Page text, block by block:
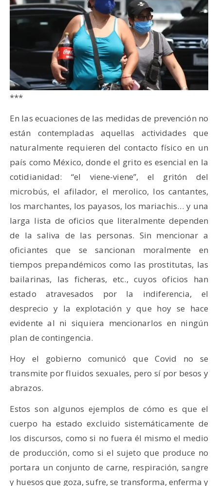
***
En las ecuaciones de las medidas de prevención no
están contempladas aquellas actividades que
naturalmente requieren del contacto físico en un
país como México, donde el grito es esencial en la
cotidianidad: “el viene-viene”, el gritón del
microbús, el afilador, el merolico, los cantantes,
los marchantes, los payasos, los mariachis… y una
larga lista de oficios que literalmente dependen
de la saliva de las personas. Sin mencionar a
oficiantes que se sancionan moralmente en
tiempos prepandémicos como las prostitutas, las
bailarinas, las ficheras, etc., cuyos oficios han
estado atravesados por la indiferencia, el
desprecio y la explotación y que hoy se hace
evidente al ni siquiera mencionarlos en ningún
plan de contingencia.
Hoy el gobierno comunicó que Covid no se
transmite por fluidos sexuales, pero sí por besos y
abrazos.
Estos son algunos ejemplos de cómo es que el
cuerpo ha estado excluido sistemáticamente de
los discursos, como si no fuera él mismo el medio
de producción, como si el sujeto que produce no
portara un conjunto de carne, respiración, sangre
y huesos que goza, sufre, se transforma, enferma y